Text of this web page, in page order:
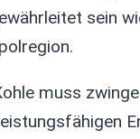
sein
muss